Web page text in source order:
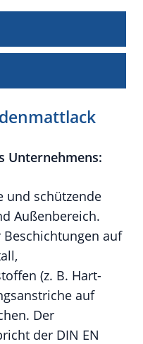
Unternehmens:
und schützende
Außenbereich.
auf
(z. B. Hart-
auf
Der
der DIN EN